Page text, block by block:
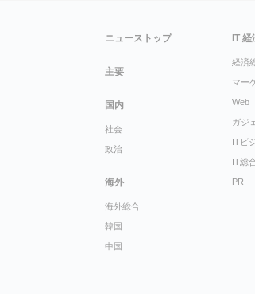
ニューストップ
主要
国内
社会
政治
海外
海外総合
韓国
中国
IT 経
経済
マー
Web
ガジ
ITビ
IT総
PR